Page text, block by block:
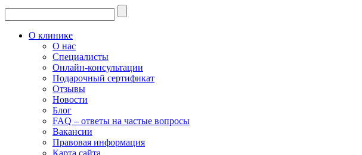
О клинике
О нас
Специалисты
Онлайн-консультации
Подарочный сертификат
Отзывы
Новости
Блог
FAQ – ответы на частые вопросы
Вакансии
Правовая информация
Карта сайта